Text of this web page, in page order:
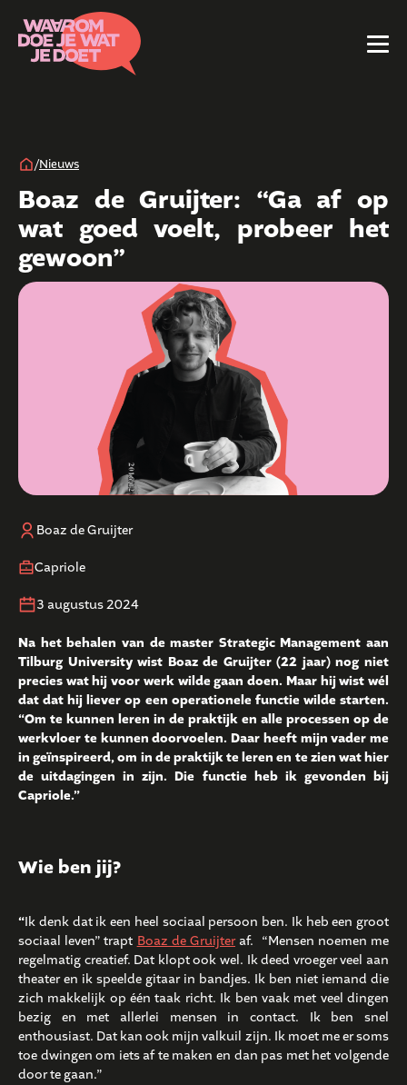
/Nieuws
Boaz de Gruijter: “Ga af op
wat goed voelt, probeer het
gewoon”
Boaz de Gruijter
Capriole
3 augustus 2024
Na het behalen van de master Strategic Management aan
Tilburg University wist Boaz de Gruijter (22 jaar) nog niet
precies wat hij voor werk wilde gaan doen. Maar hij wist wél
dat dat hij liever op een operationele functie wilde starten.
“Om te kunnen leren in de praktijk en alle processen op de
werkvloer te kunnen doorvoelen. Daar heeft mijn vader me
in geïnspireerd, om in de praktijk te leren en te zien wat hier
de uitdagingen in zijn. Die functie heb ik gevonden bij
Capriole.”
Wie ben jij?
“Ik denk dat ik een heel sociaal persoon ben. Ik heb een groot
sociaal leven” trapt Boaz de Gruijteraf. “Mensen noemen me
regelmatig creatief. Dat klopt ook wel. Ik deed vroeger veel aan
theater en ik speelde gitaar in bandjes. Ik ben niet iemand die
zich makkelijk op één taak richt. Ik ben vaak met veel dingen
bezig en met allerlei mensen in contact. Ik ben snel
enthousiast. Dat kan ook mijn valkuil zijn. Ik moet me er soms
toe dwingen om iets af te maken en dan pas met het volgende
door te gaan.”